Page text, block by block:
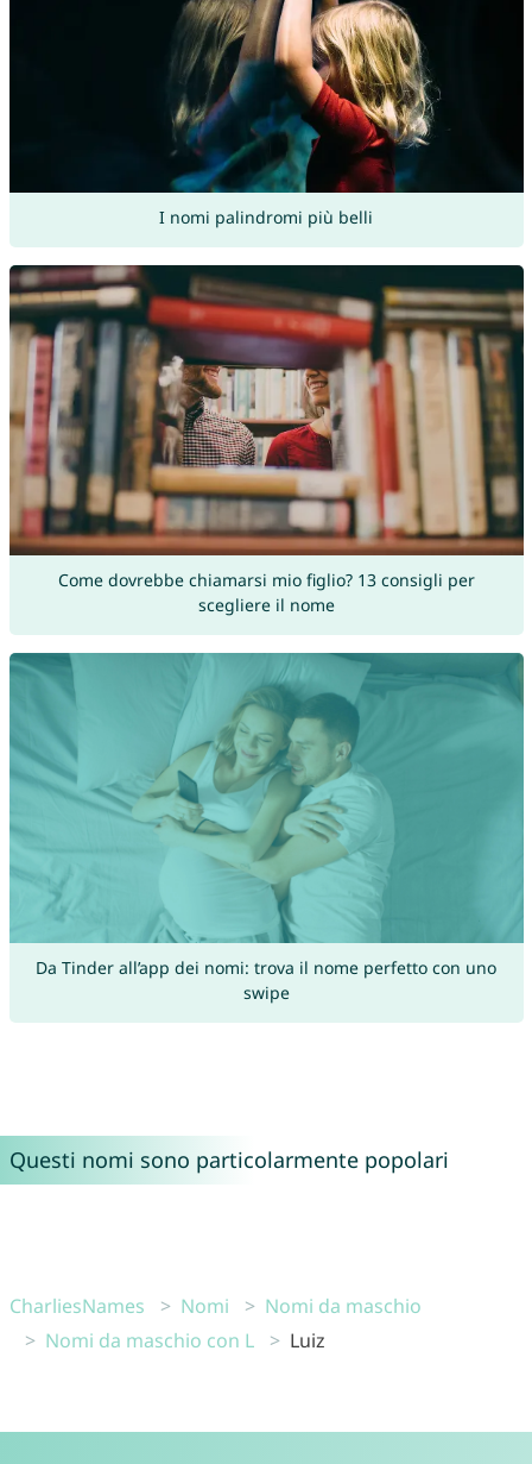
I nomi palindromi più belli
Come dovrebbe chiamarsi mio figlio? 13 consigli per
scegliere il nome
Da Tinder all’app dei nomi: trova il nome perfetto con uno
swipe
Questi nomi sono particolarmente popolari
CharliesNames Nomi
Nomi da maschio
Nomi da maschio con L
Luiz